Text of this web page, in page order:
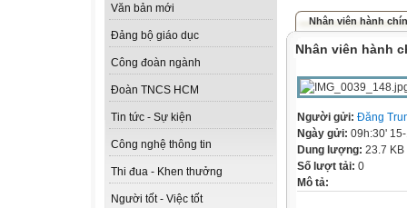
Văn bản mới
Đảng bộ giáo dục
Công đoàn ngành
Đoàn TNCS HCM
Tin tức - Sự kiện
Công nghệ thông tin
Thi đua - Khen thưởng
Người tốt - Việc tốt
Nhân viên hành
Nhân viên hành
Người gửi: Đăng
Ngày gửi: 09h:30'
Dung lượng: 23.7 KB
Số lượt tải: 0
Mô tả: